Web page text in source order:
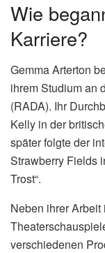
Wie
Karriere?
Gemma Arterton
ihrem Studium an
(RADA). Ihr
Kelly in der
später folgte der
Strawberry Fields
Trost“.
Neben ihrer
verschiedenen